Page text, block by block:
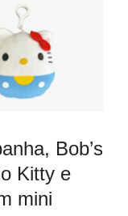
Bob’s
Kitty e
mini